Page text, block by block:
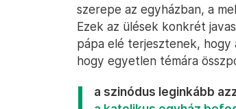
szerepe az egyházban, a
Ezek az ülések konkrét
pápa elé terjesztenek,
hogy egyetlen témára
a szinódus leginkább